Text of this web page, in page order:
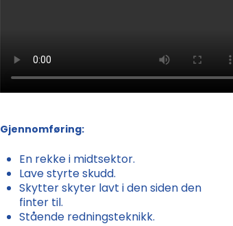
Gjennomføring:
En rekke i midtsektor.
Lave styrte skudd.
Skytter skyter lavt i den siden den
finter til.
Stående redningsteknikk.